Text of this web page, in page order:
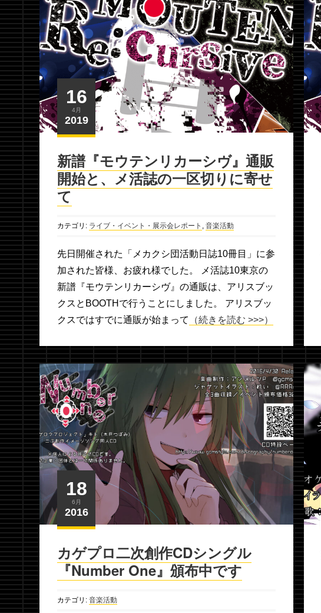
16
4月
2019
新譜『モウテンリカーシヴ』通販
開始と、メ活誌の一区切りに寄せ
て
カテゴリ: ライブ・イベント・展示会レポート 音楽活動
先日開催された「メカクシ団活動日誌10冊目」に参
加された皆様、お疲れ様でした。 メ活誌10東京の
新譜『モウテンリカーシヴ』の通販は、アリスブッ
クスとBOOTHで行うことにしました。 アリスブッ
クスではすでに通販が始まって
（続きを読む >>>）
18
6月
2016
カゲプロ二次創作CDシングル
『Number One』頒布中です
カテゴリ: 音楽活動